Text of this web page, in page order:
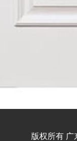
版权所有